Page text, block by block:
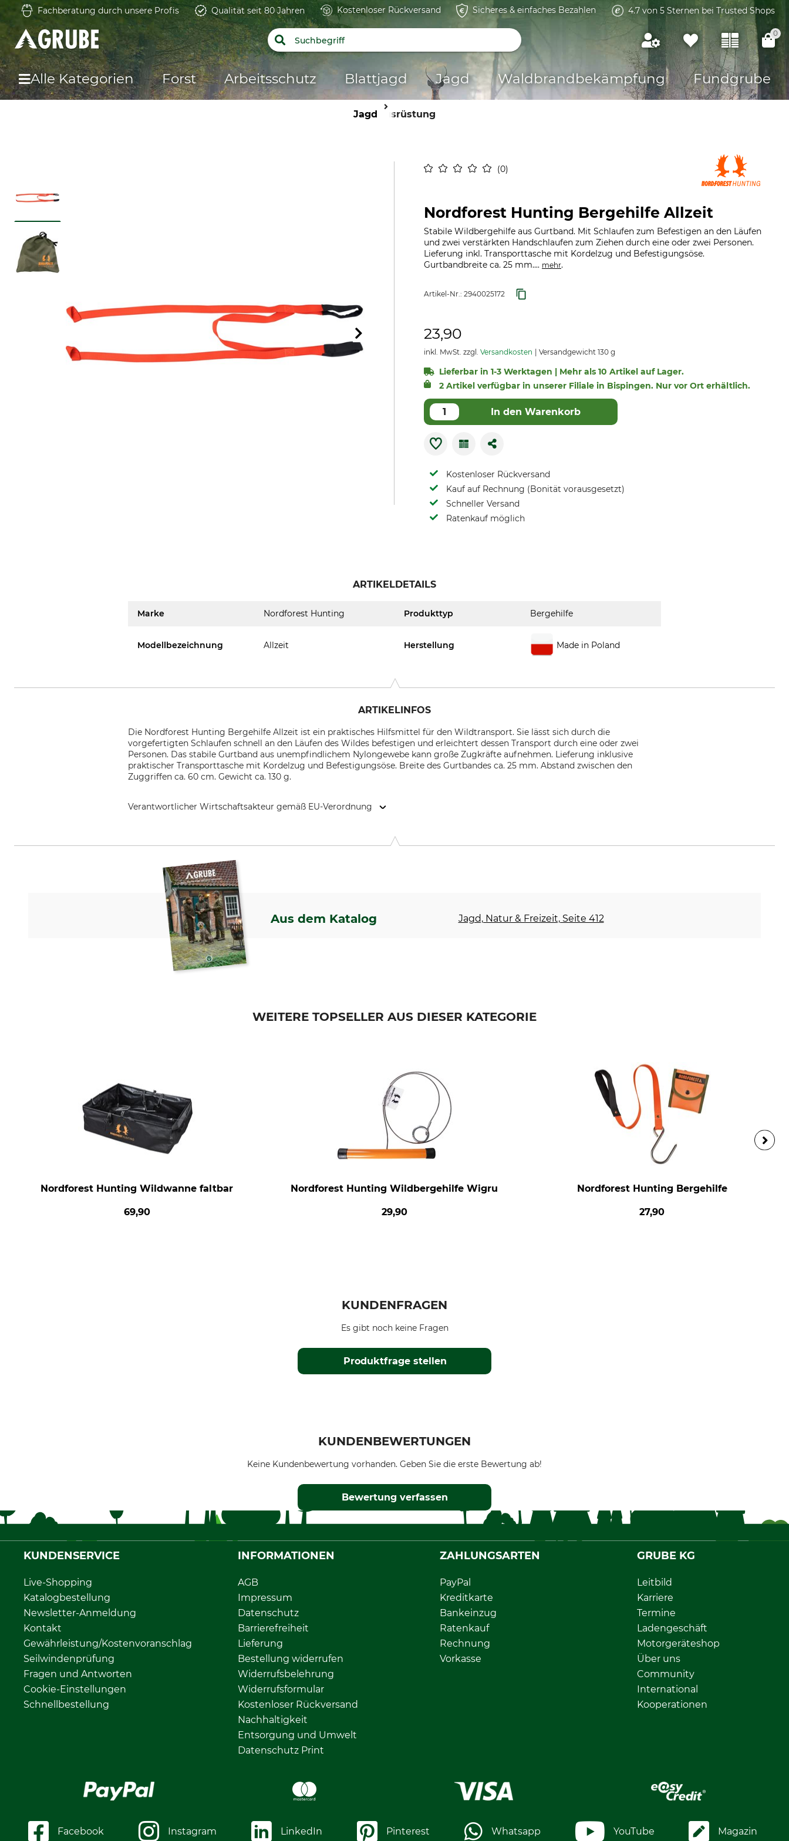
Fachberatung durch unsere Profis Qualität seit 80 Jahren Kostenloser Rückversand Sicheres & einfaches Bezahlen 4.7 von 5 Sternen bei Trusted Shops
0
Alle Kategorien Forst Arbeitsschutz Blattjagd Jagd Waldbrandbekämpfung Fundgrube
Jagd Ausrüstung
0
Nordforest Hunting Bergehilfe Allzeit
Stabile Wildbergehilfe aus Gurtband. Mit Schlaufen zum Befestigen an den Läufen
und zwei verstärkten Handschlaufen zum Ziehen durch eine oder zwei Personen.
Lieferung inkl. Transporttasche mit Kordelzug und Befestigungsöse.
Gurtbandbreite ca. 25 mm.... mehr.
Artikel-Nr.: 2940025172
23,90
inkl. MwSt. zzgl. Versandkosten Versandgewicht 130 g
Lieferbar in 1-3 Werktagen | Mehr als 10 Artikel auf Lager.
2 Artikel verfügbar in unserer Filiale in Bispingen. Nur vor Ort erhältlich.
In den Warenkorb
Kostenloser Rückversand
Kauf auf Rechnung (Bonität vorausgesetzt)
Schneller Versand
Ratenkauf möglich
ARTIKELDETAILS
Marke Nordforest Hunting Produkttyp Bergehilfe
Modellbezeichnung Allzeit Herstellung Made in Poland
ARTIKELINFOS
Die Nordforest Hunting Bergehilfe Allzeit ist ein praktisches Hilfsmittel für den Wildtransport. Sie lässt sich durch die
vorgefertigten Schlaufen schnell an den Läufen des Wildes befestigen und erleichtert dessen Transport durch eine oder zwei
Personen. Das stabile Gurtband aus unempfindlichem Nylongewebe kann große Zugkräfte aufnehmen. Lieferung inklusive
praktischer Transporttasche mit Kordelzug und Befestigungsöse. Breite des Gurtbandes ca. 25 mm. Abstand zwischen den
Zuggriffen ca. 60 cm. Gewicht ca. 130 g.
Verantwortlicher Wirtschaftsakteur gemäß EU-Verordnung
Aus dem Katalog Jagd, Natur & Freizeit, Seite 412
WEITERE TOPSELLER AUS DIESER KATEGORIE
Nordforest Hunting Wildwanne faltbar
69,90
Nordforest Hunting Wildbergehilfe Wigru
29,90
Nordforest Hunting Bergehilfe
27,90
KUNDENFRAGEN
Produktfrage stellen
Es gibt noch keine Fragen
KUNDENBEWERTUNGEN
Keine Kundenbewertung vorhanden. Geben Sie die erste Bewertung ab!
Bewertung verfassen
KUNDENSERVICE
Live-Shopping
Katalogbestellung
Newsletter-Anmeldung
Kontakt
Gewährleistung/Kostenvoranschlag
Seilwindenprüfung
Fragen und Antworten
Cookie-Einstellungen
Schnellbestellung
INFORMATIONEN
AGB
Impressum
Datenschutz
Barrierefreiheit
Lieferung
Bestellung widerrufen
Widerrufsbelehrung
Widerrufsformular
Kostenloser Rückversand
Nachhaltigkeit
Entsorgung und Umwelt
Datenschutz Print
ZAHLUNGSARTEN
PayPal
Kreditkarte
Bankeinzug
Ratenkauf
Rechnung
Vorkasse
GRUBE KG
Leitbild
Karriere
Termine
Ladengeschäft
Motorgeräteshop
Über uns
Community
International
Kooperationen
Facebook Instagram LinkedIn Pinterest Whatsapp YouTube Magazin